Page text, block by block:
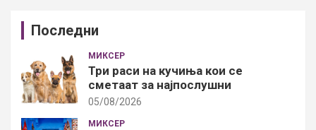
Последни
МИКСЕР
Три раси на кучиња кои се
сметаат за најпослушни
05/08/2026
МИКСЕР